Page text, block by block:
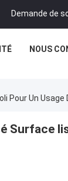
Demande de
NOUS
Pour Un Usage
Surface